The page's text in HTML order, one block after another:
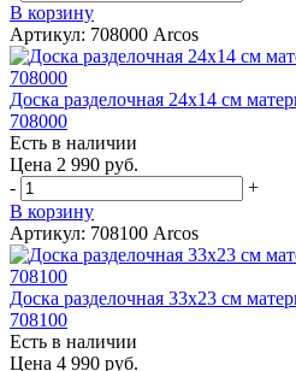
В корзину
Артикул: 708000 Arcos
Доска разделочная 24х14 см
708000
Есть в наличии
Цена 2 990 руб.
-
+
В корзину
Артикул: 708100 Arcos
Доска разделочная 33х23 см
708100
Есть в наличии
Цена 4 990 руб.